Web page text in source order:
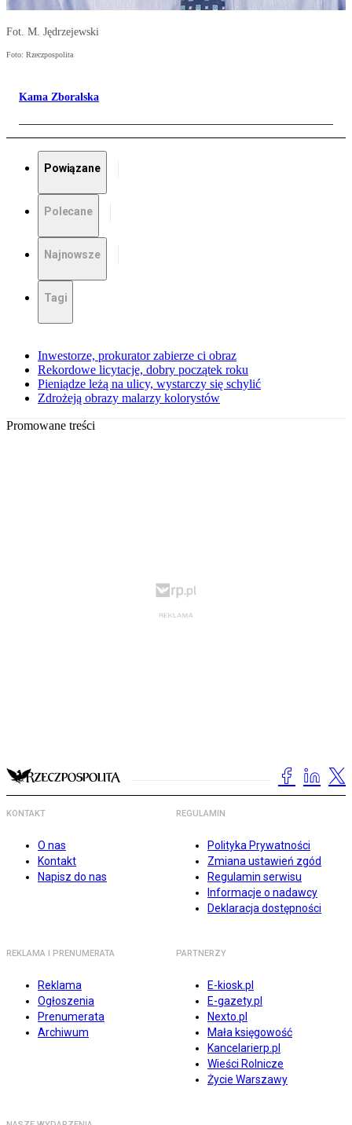
Fot. M. Jędrzejewski
Foto: Rzeczpospolita
Kama Zboralska
Powiązane
Polecane
Najnowsze
Tagi
Inwestorze, prokurator zabierze ci obraz
Rekordowe licytacje, dobry początek roku
Pieniądze leżą na ulicy, wystarczy się schylić
Zdrożeją obrazy malarzy kolorystów
Promowane treści
KONTAKT
O nas
Kontakt
Napisz do nas
REGULAMIN
Polityka Prywatności
Zmiana ustawień zgód
Regulamin serwisu
Informacje o nadawcy
Deklaracja dostępności
REKLAMA I PRENUMERATA
Reklama
Ogłoszenia
Prenumerata
Archiwum
PARTNERZY
E-kiosk.pl
E-gazety.pl
Nexto.pl
Mała księgowość
Kancelarierp.pl
Wieści Rolnicze
Życie Warszawy